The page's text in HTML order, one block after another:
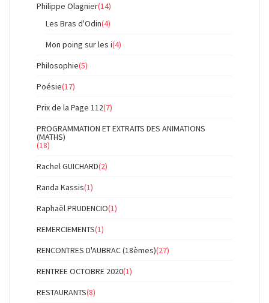
Philippe Olagnier(14)
Les Bras d'Odin(4)
Mon poing sur les i(4)
Philosophie(5)
Poésie(17)
Prix de la Page 112(7)
PROGRAMMATION ET EXTRAITS DES ANIMATIONS
(MATHS)
(18)
Rachel GUICHARD(2)
Randa Kassis(1)
Raphaël PRUDENCIO(1)
REMERCIEMENTS(1)
RENCONTRES D'AUBRAC (18èmes)(27)
RENTREE OCTOBRE 2020(1)
RESTAURANTS(8)